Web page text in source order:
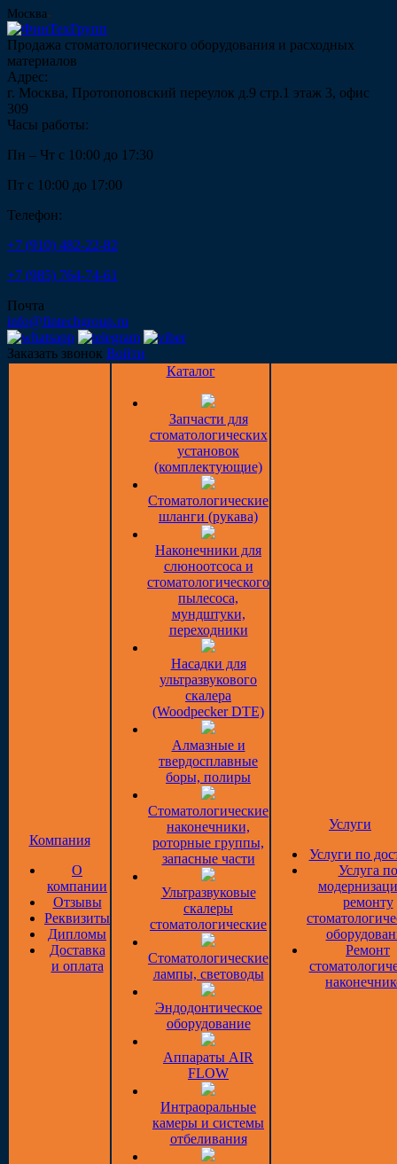
Москва
Продажа стоматологического оборудования и расходных
материалов
Адрес:
г. Москва, Протопоповский переулок д.9 стр.1 этаж 3, офис
309
Часы работы:
Пн – Чт с 10:00 до 17:30
Пт с 10:00 до 17:00
Телефон:
+7 (910) 482-22-82
+7 (985) 764-74-61
Почта
info@fintechgroup.ru
Заказать звонок Войти
Компания
О
компании
Отзывы
Реквизиты
Дипломы
Доставка
и оплата
Каталог
Запчасти для
стоматологических
установок
(комплектующие)
Стоматологические
шланги (рукава)
Наконечники для
слюноотсоса и
стоматологического
пылесоса,
мундштуки,
переходники
Насадки для
ультразвукового
скалера
(Woodpecker DTE)
Алмазные и
твердосплавные
боры, полиры
Стоматологические
наконечники,
роторные группы,
запасные части
Ультразвуковые
скалеры
стоматологические
Стоматологические
лампы, световоды
Эндодонтическое
оборудование
Аппараты AIR
FLOW
Интраоральные
камеры и системы
отбеливания
Услуги
Услуги по
Услуга по
ремонту
Ремонт